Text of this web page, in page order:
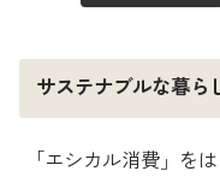
サステナブルな暮ら
「エシカル消費」を